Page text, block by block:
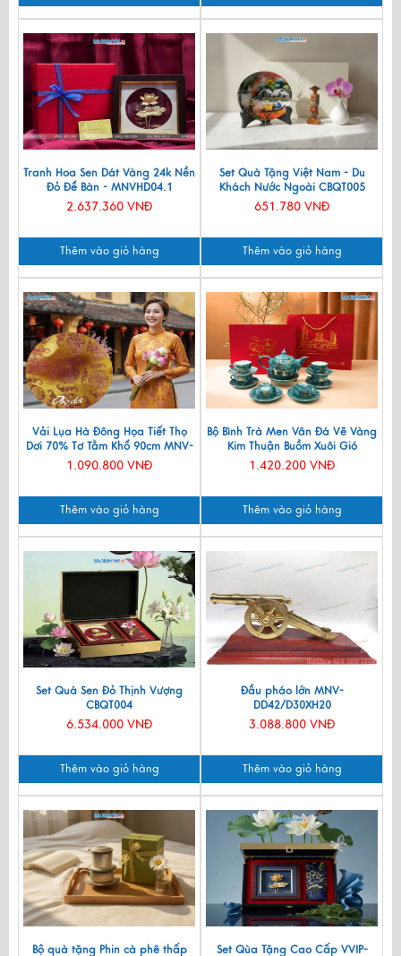
Tranh Hoa Sen Dát Vàng 24k Nền
Đỏ Để Bàn - MNVHD04.1
2.637.360 VNĐ
Thêm vào giỏ hàng
Set Quà Tặng Việt Nam - Du
Khách Nước Ngoài CBQT005
651.780 VNĐ
Thêm vào giỏ hàng
Vải Lụa Hà Đông Họa Tiết Thọ
Dơi 70% Tơ Tằm Khổ 90cm MNV-
LTA11/1
1.090.800 VNĐ
Thêm vào giỏ hàng
Bộ Bình Trà Men Vân Đá Vẽ Vàng
Kim Thuận Buồm Xuôi Gió
VBT12/14
1.420.200 VNĐ
Thêm vào giỏ hàng
Set Quà Sen Đỏ Thịnh Vượng
CBQT004
6.534.000 VNĐ
Thêm vào giỏ hàng
Đầu pháo lớn MNV-
DD42/D30XH20
3.088.800 VNĐ
Thêm vào giỏ hàng
Bộ quà tặng Phin cà phê thấp
Set Qùa Tặng Cao Cấp VVIP-